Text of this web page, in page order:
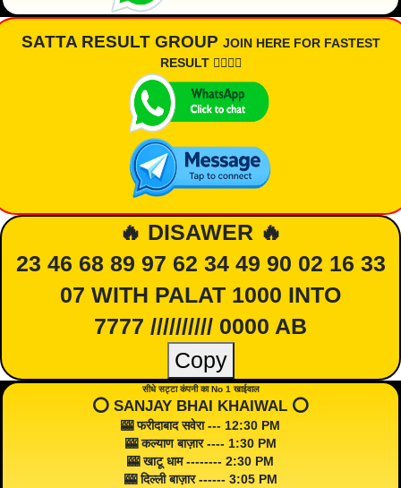
SATTA RESULT GROUP JOIN HERE FOR FASTEST
RESULT 👇🏾👇🏾
🔥 DISAWER 🔥
23 46 68 89 97 62 34 49 90 02 16 33
07 WITH PALAT 1000 INTO
7777 ////////// 0000 AB
Copy
सीधे सट्टा कंपनी का No 1 खाईवाल
⭕️ SANJAY BHAI KHAIWAL ⭕️
🎰 फरीदाबाद सवेरा --- 12:30 PM
🎰 कल्याण बाज़ार ---- 1:30 PM
🎰 खाटू धाम -------- 2:30 PM
🎰 दिल्ली बाज़ार ------ 3:05 PM